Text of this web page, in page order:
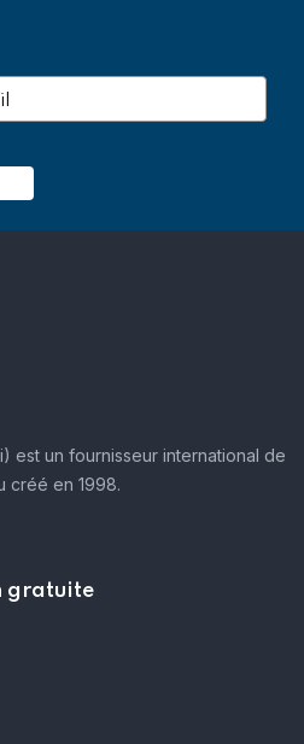
est un fournisseur international de
créé en 1998.
gratuite